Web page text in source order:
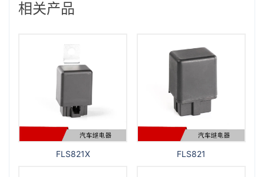
相关产品
FLS821X FLS821